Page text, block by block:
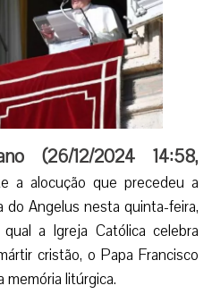
(26/12/2024 14:58,
a alocução que precedeu a
do Angelus nesta quinta-feira,
a Igreja Católica celebra
cristão, o Papa Francisco
litúrgica.